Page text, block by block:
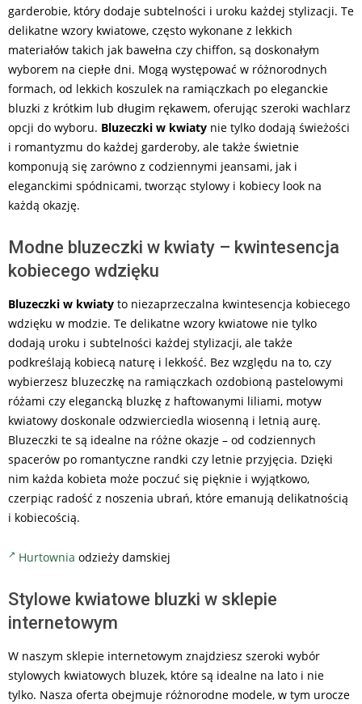
garderobie, który dodaje subtelności i uroku każdej stylizacji. Te
delikatne wzory kwiatowe, często wykonane z lekkich
materiałów takich jak bawełna czy chiffon, są doskonałym
wyborem na ciepłe dni. Mogą występować w różnorodnych
formach, od lekkich koszulek na ramiączkach po eleganckie
bluzki z krótkim lub długim rękawem, oferując szeroki wachlarz
opcji do wyboru. Bluzeczki w kwiaty nie tylko dodają świeżości
i romantyzmu do każdej garderoby, ale także świetnie
komponują się zarówno z codziennymi jeansami, jak i
eleganckimi spódnicami, tworząc stylowy i kobiecy look na
każdą okazję.
Modne bluzeczki w kwiaty – kwintesencja
kobiecego wdzięku
Bluzeczki w kwiaty to niezaprzeczalna kwintesencja kobiecego
wdzięku w modzie. Te delikatne wzory kwiatowe nie tylko
dodają uroku i subtelności każdej stylizacji, ale także
podkreślają kobiecą naturę i lekkość. Bez względu na to, czy
wybierzesz bluzeczkę na ramiączkach ozdobioną pastelowymi
różami czy elegancką bluzkę z haftowanymi liliami, motyw
kwiatowy doskonale odzwierciedla wiosenną i letnią aurę.
Bluzeczki te są idealne na różne okazje – od codziennych
spacerów po romantyczne randki czy letnie przyjęcia. Dzięki
nim każda kobieta może poczuć się pięknie i wyjątkowo,
czerpiąc radość z noszenia ubrań, które emanują delikatnością
i kobiecością.
Hurtownia odzieży damskiej
Stylowe kwiatowe bluzki w sklepie
internetowym
W naszym sklepie internetowym znajdziesz szeroki wybór
stylowych kwiatowych bluzek, które są idealne na lato i nie
tylko. Nasza oferta obejmuje różnorodne modele, w tym urocze